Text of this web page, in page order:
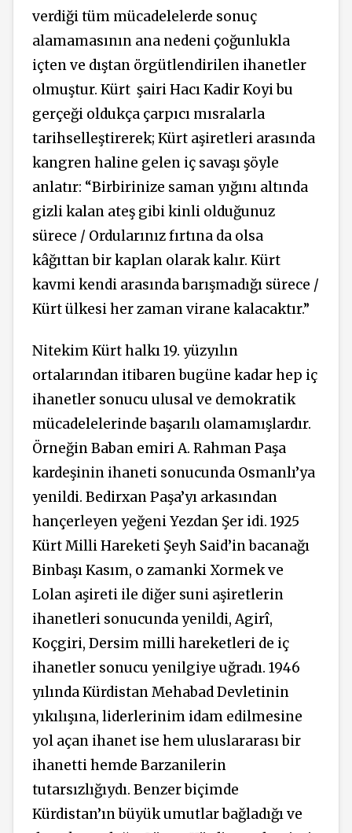
verdiği tüm mücadelelerde sonuç
alamamasının ana nedeni çoğunlukla
içten ve dıştan örgütlendirilen ihanetler
olmuştur. Kürt şairi Hacı Kadir Koyi bu
gerçeği oldukça çarpıcı mısralarla
tarihselleştirerek; Kürt aşiretleri arasında
kangren haline gelen iç savaşı şöyle
anlatır: “Birbirinize saman yığını altında
gizli kalan ateş gibi kinli olduğunuz
sürece / Ordularınız fırtına da olsa
kâğıttan bir kaplan olarak kalır. Kürt
kavmi kendi arasında barışmadığı sürece /
Kürt ülkesi her zaman virane kalacaktır.”
Nitekim Kürt halkı 19. yüzyılın
ortalarından itibaren bugüne kadar hep iç
ihanetler sonucu ulusal ve demokratik
mücadelelerinde başarılı olamamışlardır.
Örneğin Baban emiri A. Rahman Paşa
kardeşinin ihaneti sonucunda Osmanlı’ya
yenildi. Bedirxan Paşa’yı arkasından
hançerleyen yeğeni Yezdan Şer idi. 1925
Kürt Milli Hareketi Şeyh Said’in bacanağı
Binbaşı Kasım, o zamanki Xormek ve
Lolan aşireti ile diğer suni aşiretlerin
ihanetleri sonucunda yenildi, Agirî,
Koçgiri, Dersim milli hareketleri de iç
ihanetler sonucu yenilgiye uğradı. 1946
yılında Kürdistan Mehabad Devletinin
yıkılışına, liderlerinim idam edilmesine
yol açan ihanet ise hem uluslararası bir
ihanetti hemde Barzanilerin
tutarsızlığıydı. Benzer biçimde
Kürdistan’ın büyük umutlar bağladığı ve